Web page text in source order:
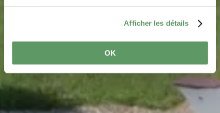
Afficher les détails
OK